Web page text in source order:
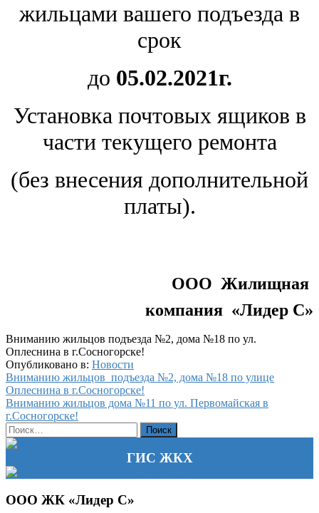
жильцами вашего подъезда в
срок
до 05.02.2021г.
Установка почтовых ящиков в
части текущего ремонта
(без внесения дополнительной
платы).
ООО Жилищная
компания «Лидер С»
Вниманию жильцов подъезда №2, дома №18 по ул.
Оплеснина в г.Сосногорске!
Опубликовано в: Новости
Навигация
по
записям
Вниманию жильцов подъезда №2, дома №18 по улице
Оплеснина в г.Сосногорске!
Вниманию жильцов дома №11 по ул. Первомайская в
г.Сосногорске!
Найти:
ГИС ЖКХ
ООО ЖК «Лидер С»